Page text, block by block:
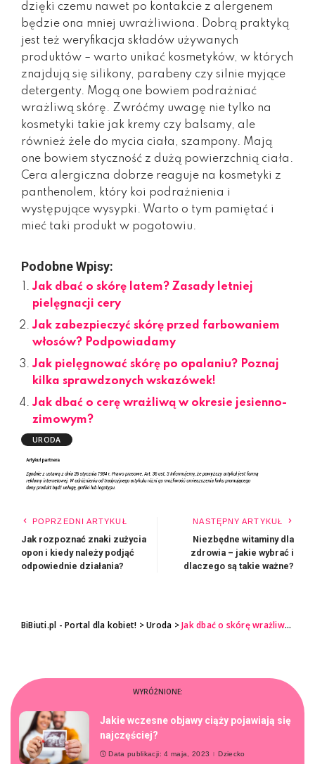
dzięki czemu nawet po kontakcie z alergenem
będzie ona mniej uwrażliwiona. Dobrą praktyką
jest też weryfikacja składów używanych
produktów – warto unikać kosmetyków, w których
znajdują się silikony, parabeny czy silnie myjące
detergenty. Mogą one bowiem podrażniać
wrażliwą skórę. Zwróćmy uwagę nie tylko na
kosmetyki takie jak kremy czy balsamy, ale
również żele do mycia ciała, szampony. Mają
one bowiem styczność z dużą powierzchnią ciała.
Cera alergiczna dobrze reaguje na kosmetyki z
panthenolem, który koi podrażnienia i
występujące wysypki. Warto o tym pamiętać i
mieć taki produkt w pogotowiu.
Podobne Wpisy:
Jak dbać o skórę latem? Zasady letniej
pielęgnacji cery
Jak zabezpieczyć skórę przed farbowaniem
włosów? Podpowiadamy
Jak pielęgnować skórę po opalaniu? Poznaj
kilka sprawdzonych wskazówek!
Jak dbać o cerę wrażliwą w okresie jesienno-
zimowym?
URODA
POPRZEDNI ARTYKUŁ
Jak rozpoznać znaki zużycia
opon i kiedy należy podjąć
odpowiednie działania?
NASTĘPNY ARTYKUŁ
Niezbędne witaminy dla
zdrowia – jakie wybrać i
dlaczego są takie ważne?
BiBiuti.pl - Portal dla kobiet! >Uroda >Jak dbać o skórę wrażliwą i alergiczną
WYRÓŻNIONE:
Jakie wczesne objawy ciąży pojawiają się
najczęściej?
Data publikacji: 4 maja, 2023 Dziecko